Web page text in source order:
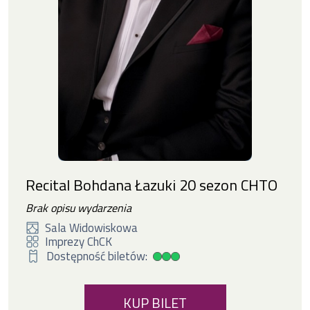
Recital Bohdana Łazuki 20 sezon CHTO
Brak opisu wydarzenia
Sala Widowiskowa
Imprezy ChCK
Dostępność biletów:
Duża dostępność biletów
KUP BILET